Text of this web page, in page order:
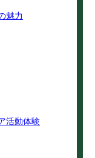
魅力
活動体験